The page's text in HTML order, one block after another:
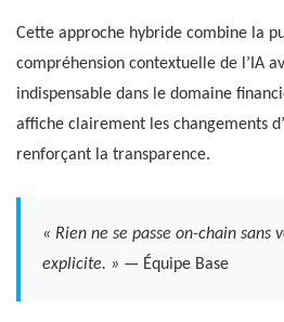
Cette approche hybride combine la
compréhension contextuelle de l’IA
indispensable dans le domaine
affiche clairement les changements
renforçant la transparence.
« Rien ne se passe on-chain sans
explicite. » — Équipe Base